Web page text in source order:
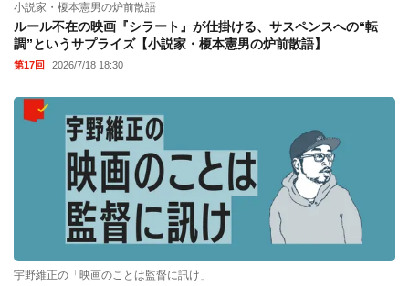
小説家・榎本憲男の炉前散語
ルール不在の映画『シラート』が仕掛ける、サスペンスへの“転
調”というサプライズ【小説家・榎本憲男の炉前散語】
第17回 2026/7/18 18:30
宇野維正の「映画のことは監督に訊け」